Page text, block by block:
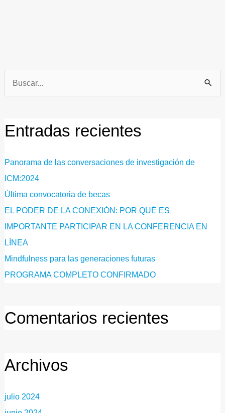
Buscar
Entradas recientes
Panorama de las conversaciones de investigación de
ICM:2024
Última convocatoria de becas
EL PODER DE LA CONEXIÓN: POR QUÉ ES
IMPORTANTE PARTICIPAR EN LA CONFERENCIA EN
LÍNEA
Mindfulness para las generaciones futuras
PROGRAMA COMPLETO CONFIRMADO
Comentarios recientes
Archivos
julio 2024